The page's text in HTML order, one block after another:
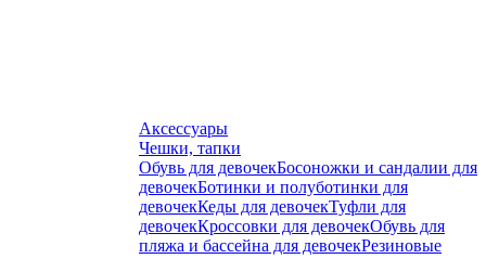
Аксессуары
Чешки, тапки
Обувь для девочекБосоножки и сандалии для
девочекБотинки и полуботинки для
девочекКеды для девочекТуфли для
девочекКроссовки для девочекОбувь для
пляжа и бассейна для девочекРезиновые